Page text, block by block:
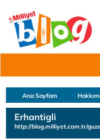
Ana Sayfam
Erhantigli
http://blog.milliyet.com.tr/